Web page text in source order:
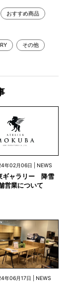
おすすめ商品
その他
年02月06日 | NEWS
ャラリー 降雪
営業について
年06月17日 | NEWS